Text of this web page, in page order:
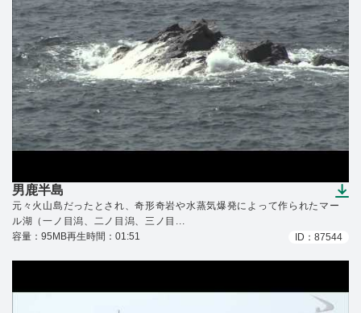
男鹿半島
（ダウンロードできます）
元々火山島だったとされ、奇形奇岩や水蒸気爆発によって作られたマー
ル湖（一ノ目潟、二ノ目潟、三ノ目...
容量：95MB再生時間：01:51 ID：87544